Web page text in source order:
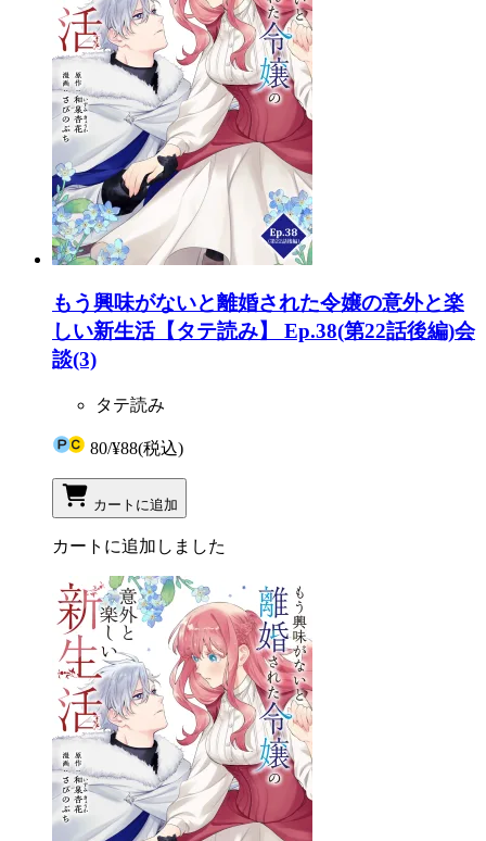
もう興味がないと離婚された令嬢の意外と楽
しい新生活【タテ読み】 Ep.38(第22話後編)会
談(3)
タテ読み
80/¥88(税込)
カートに追加
カートに追加しました